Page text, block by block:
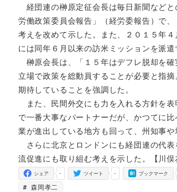
経団連の榊原定征会長は毎日新聞など
労働政策委員会報告」（経労委報告）で
考えを改めて示した。また、２０１５年
には同年６月以来の訪米ミッションを派遣
榊原会長は、「１５年はデフレ脱却を
立場で政策を総動員することが必要と指
期待していることを強調した。
また、民間外交にも力を入れる方針を
で一番大事なパートナーだが、かつてに
業が進出している地方も回って、州知事
さらに北京とロンドンにも経団連の代
流促進にも取り組む考えを示した。【川俣
-
シェア -
ツイート ブックマーク
森岡孝二